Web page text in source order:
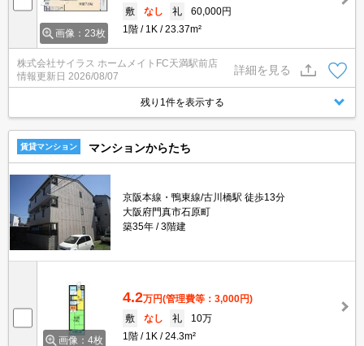
画像：23枚
敷 なし 礼
60,000円
1階
1K 23.37m²
株式会社サイラス ホームメイトFC天満駅前店
情報更新日 2026/08/07
詳細を見る
残り1件を表示する
賃貸マンション マンションからたち
京阪本線・鴨東線/古川橋駅 徒歩13分
大阪府門真市石原町
築35年
3階建
画像：4枚
4.2万円(管理費等：3,000円)
敷
なし 礼
10万
1階
1K 24.3m²